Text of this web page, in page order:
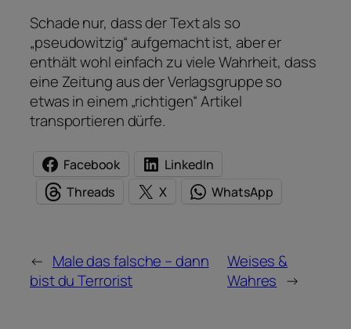
Schade nur, dass der Text als so
„pseudowitzig“ aufgemacht ist, aber er
enthält wohl einfach zu viele Wahrheit, dass
eine Zeitung aus der Verlagsgruppe so
etwas in einem „richtigen“ Artikel
transportieren dürfe.
Facebook
LinkedIn
Threads
X WhatsApp
← Male das falsche – dann
bist du Terrorist
Weises &
Wahres →